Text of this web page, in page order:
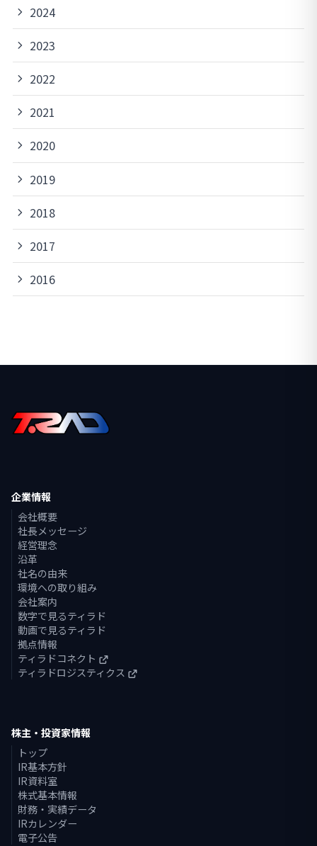
2024
2023
2022
2021
2020
2019
2018
2017
2016
企業情報
会社概要
社長メッセージ
経営理念
沿革
社名の由来
環境への取り組み
会社案内
数字で見るティラド
動画で見るティラド
拠点情報
ティラドコネクト
ティラドロジスティクス
株主・投資家情報
トップ
IR基本方針
IR資料室
株式基本情報
財務・実績データ
IRカレンダー
電子公告